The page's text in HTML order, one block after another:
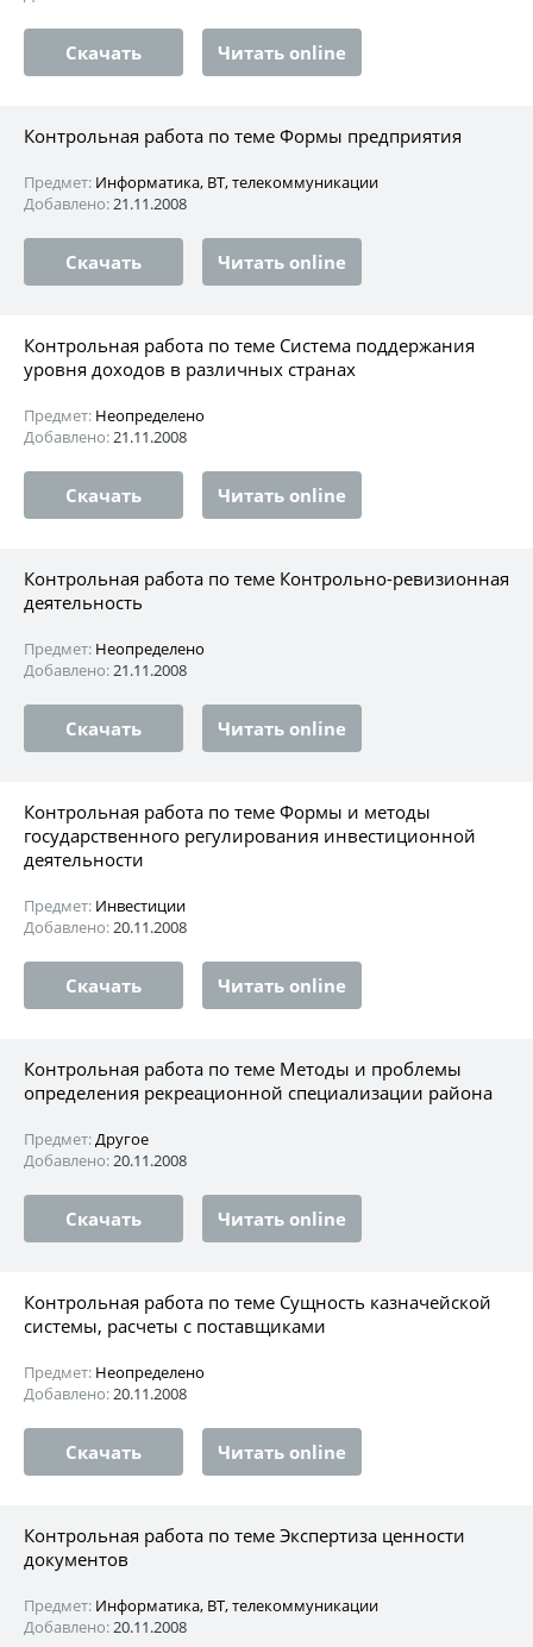
Скачать Читать online
Контрольная работа по теме Формы предприятия
Предмет: Информатика, ВТ, телекоммуникации
Добавлено:21.11.2008
Скачать Читать online
Контрольная работа по теме Система поддержания
уровня доходов в различных странах
Предмет: Неопределено
Добавлено:21.11.2008
Скачать Читать online
Контрольная работа по теме Контрольно-ревизионная
деятельность
Предмет: Неопределено
Добавлено:21.11.2008
Скачать Читать online
Контрольная работа по теме Формы и методы
государственного регулирования инвестиционной
деятельности
Предмет: Инвестиции
Добавлено:20.11.2008
Скачать Читать online
Контрольная работа по теме Методы и проблемы
определения рекреационной специализации района
Предмет:Другое
Добавлено:20.11.2008
Скачать Читать online
Контрольная работа по теме Сущность казначейской
системы, расчеты с поставщиками
Предмет: Неопределено
Добавлено:20.11.2008
Скачать Читать online
Контрольная работа по теме Экспертиза ценности
документов
Предмет: Информатика, ВТ, телекоммуникации
Добавлено:20.11.2008